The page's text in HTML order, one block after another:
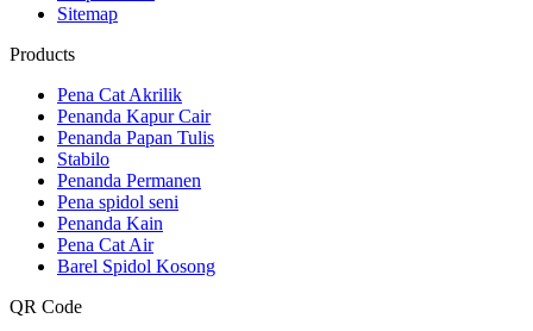
Sitemap
Products
Pena Cat Akrilik
Penanda Kapur Cair
Penanda Papan Tulis
Stabilo
Penanda Permanen
Pena spidol seni
Penanda Kain
Pena Cat Air
Barel Spidol Kosong
QR Code